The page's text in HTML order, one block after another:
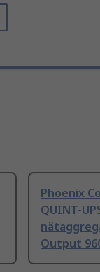
Phoenix
QUINT-
Output